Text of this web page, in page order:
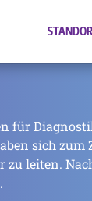
für
sich
zu leiten.